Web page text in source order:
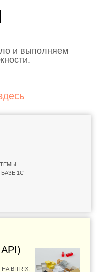
и выполняем
1С
BITRIX,